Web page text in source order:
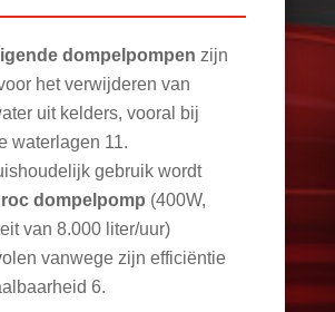
dompelpompen zijn
het verwijderen van
uit kelders, vooral bij
waterlagen 11.
gebruik wordt
dompelpomp (400W,
van 8.000 liter/uur)
vanwege zijn efficiëntie
6.